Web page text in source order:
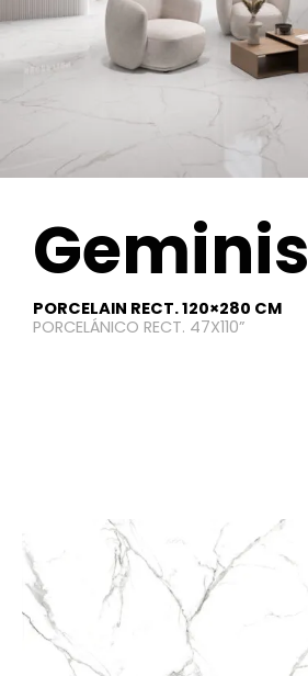
Geminis
PORCELAIN RECT. 120×280 CM
PORCELÁNICO RECT. 47X110”